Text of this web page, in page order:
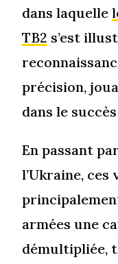
dans laquelle
TB2 s’est
précision,
dans le
En passant
l’Ukraine,
armées une
démultipliée,